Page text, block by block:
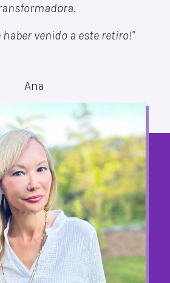
haber venido a este retiro!"
Ana